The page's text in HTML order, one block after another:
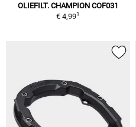
OLIEFILT. CHAMPION COF031
€ 4,991